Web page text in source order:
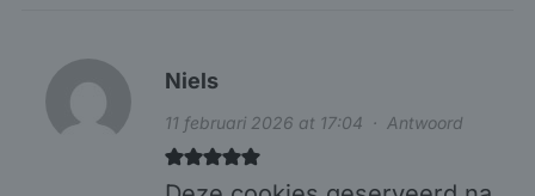
Niels
11 februari 2026 at 17:04 · Antwoord